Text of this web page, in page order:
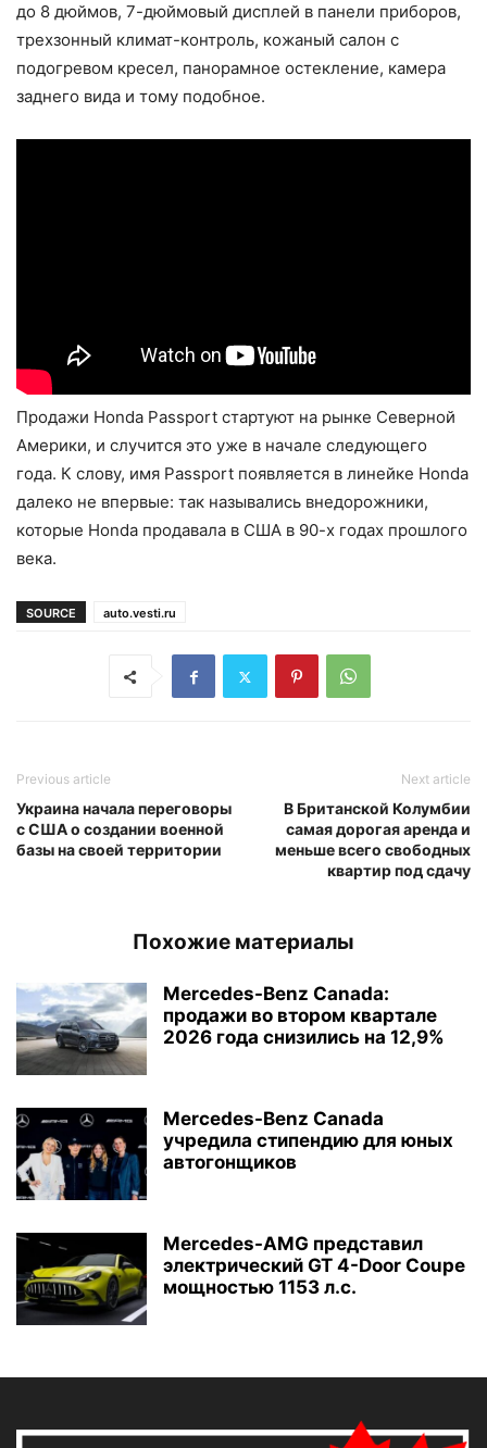
до 8 дюймов, 7-дюймовый дисплей в панели приборов,
трехзонный климат-контроль, кожаный салон с
подогревом кресел, панорамное остекление, камера
заднего вида и тому подобное.
Продажи Honda Passport стартуют на рынке Северной
Америки, и случится это уже в начале следующего
года. К слову, имя Passport появляется в линейке Honda
далеко не впервые: так назывались внедорожники,
которые Honda продавала в США в 90-х годах прошлого
века.
SOURCE auto.vesti.ru
Previous article
Украина начала переговоры
с США о создании военной
базы на своей территории
Next article
В Британской Колумбии
самая дорогая аренда и
меньше всего свободных
квартир под сдачу
Похожие материалы
Mercedes-Benz Canada:
продажи во втором квартале
2026 года снизились на 12,9%
Mercedes-Benz Canada
учредила стипендию для юных
автогонщиков
Mercedes-AMG представил
электрический GT 4-Door Coupe
мощностью 1153 л.с.